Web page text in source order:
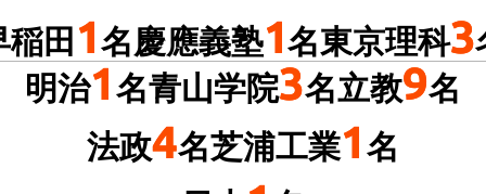
稲田 1名慶應義塾1名東京理科3
明治1 名青山学院3名立教9名
法政4名芝浦工業1 名